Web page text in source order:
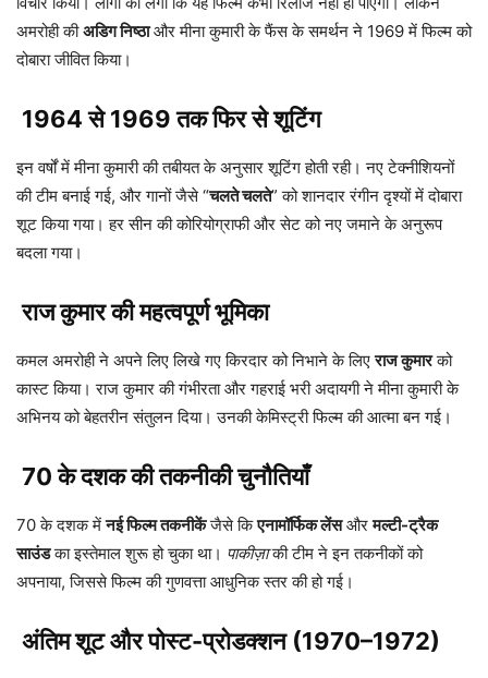
अमरोही कीअडिग निष्ठाऔर मीना कुमारी के फैंस के समर्थन ने 1969 में फिल्म को
दोबारा जीवित किया।
1964 से 1969 तक फिर से शूटिंग
इन वर्षों में मीना कुमारी की तबीयत के अनुसार शूटिंग होती रही। नए टेक्नीशियनों
की टीम बनाई गई, और गानों जैसे “चलते चलते” को शानदार रंगीन दृश्यों में दोबारा
शूट किया गया। हर सीन की कोरियोग्राफी और सेट को नए जमाने के अनुरूप
बदला गया।
राज कुमार की महत्वपूर्ण भूमिका
कमल अमरोही ने अपने लिए लिखे गए किरदार को निभाने के लिएराज कुमारको
कास्ट किया। राज कुमार की गंभीरता और गहराई भरी अदायगी ने मीना कुमारी के
अभिनय को बेहतरीन संतुलन दिया। उनकी केमिस्ट्री फिल्म की आत्मा बन गई।
70 के दशक की तकनीकी चुनौतियाँ
70 के दशक मेंनई फिल्म तकनीकेंजैसे किएनामॉर्फिक लेंसऔरमल्टी-ट्रैक
साउंडका इस्तेमाल शुरू हो चुका था। पाकीज़ाकी टीम ने इन तकनीकों को
अपनाया, जिससे फिल्म की गुणवत्ता आधुनिक स्तर की हो गई।
अंतिम शूट और पोस्ट-प्रोडक्शन (1970–1972)